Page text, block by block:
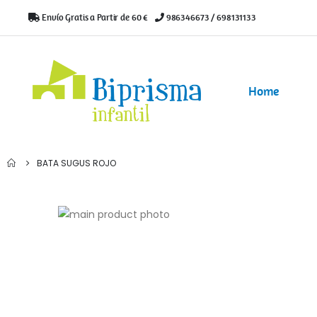
Envío Gratis a Partir de 60 € 986346673 / 698131133
Home
BATA SUGUS ROJO
Saltar